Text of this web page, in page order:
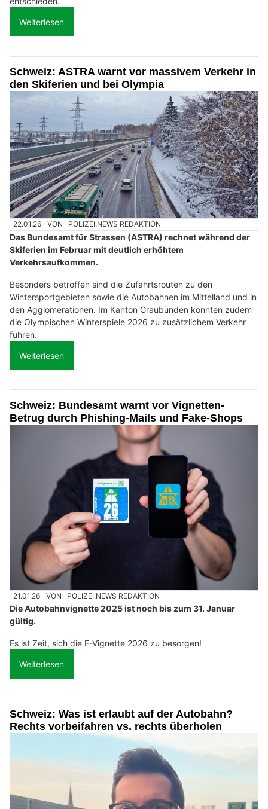
Weiterlesen
Schweiz: ASTRA warnt vor massivem Verkehr in
den Skiferien und bei Olympia
22.01.26 VON POLIZEI.NEWS REDAKTION
Das Bundesamt für Strassen (ASTRA) rechnet während der
Skiferien im Februar mit deutlich erhöhtem
Verkehrsaufkommen.
Besonders betroffen sind die Zufahrtsrouten zu den
Wintersportgebieten sowie die Autobahnen im Mittelland und in
den Agglomerationen. Im Kanton Graubünden könnten zudem
die Olympischen Winterspiele 2026 zu zusätzlichem Verkehr
führen.
Weiterlesen
Schweiz: Bundesamt warnt vor Vignetten-
Betrug durch Phishing-Mails und Fake-Shops
21.01.26 VON POLIZEI.NEWS REDAKTION
Die Autobahnvignette 2025 ist noch bis zum 31. Januar
gültig.
Es ist Zeit, sich die E-Vignette 2026 zu besorgen!
Weiterlesen
Schweiz: Was ist erlaubt auf der Autobahn?
Rechts vorbeifahren vs. rechts überholen